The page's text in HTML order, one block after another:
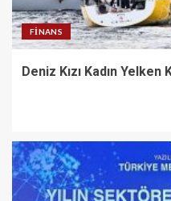
FINANS
Deniz Kızı Kadın Yelken